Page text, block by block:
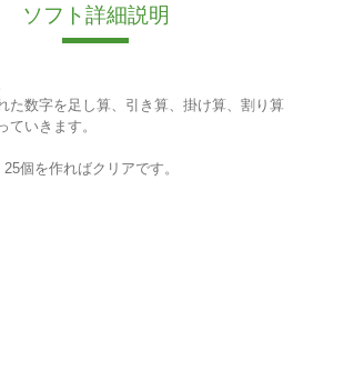
ソフト詳細説明
た数字を足し算、引き算、掛け算、割り算
ていきます。
個を作ればクリアです。